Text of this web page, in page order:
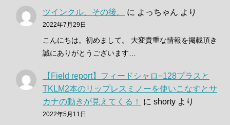
ツインクル、その後。 に よっちゃん より
2022年7月29日
こんにちは。初めまして。 大変貴重な情報を掲載頂き
誠にありがとうございます…
【Field report】フィードシャロ−128プラスと
TKLM2本のリップレスミノーを使いこなすとサ
カナの動きが見えてくる！
に shorty より
2022年5月11日